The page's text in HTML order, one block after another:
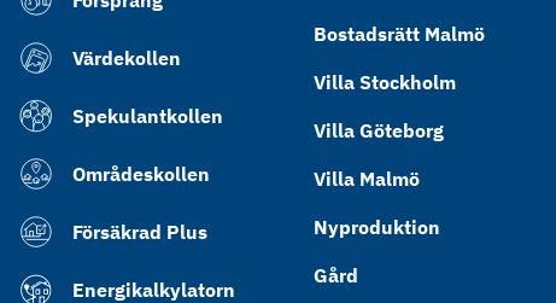
Värdekollen
Spekulantkollen
Områdeskollen
Försäkrad Plus
Energikalkylatorn
Bostadsrätt Malmö
Villa Stockholm
Villa Göteborg
Villa Malmö
Nyproduktion
Gård